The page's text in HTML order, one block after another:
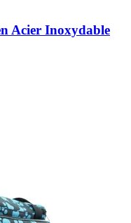
Acier Inoxydable